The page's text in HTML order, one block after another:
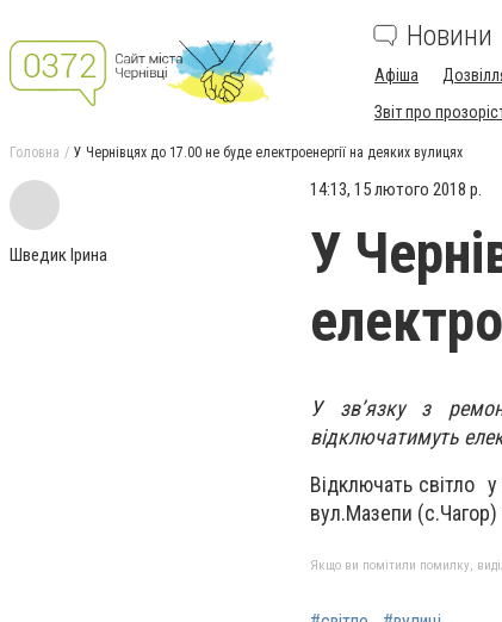
Новини
Афіша
Звіт про
Головна У Чернівцях до 17.00 не буде електроенергії на деяких вулицях
Шведик Ірина
14:13, 15 лютого 2018 р.
У
У зв’язку з
відключатимуть
Відключать світло
вул.Мазепи
Якщо ви помітили помилку,